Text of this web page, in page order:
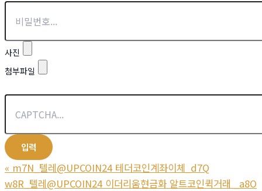
사진
첨부파일
« m7N_텔레@UPCOIN24 테더코인계좌이체_d7Q
w8R_텔레@UPCOIN24 이더리움현금화 알트코인퀵거래 _a8O